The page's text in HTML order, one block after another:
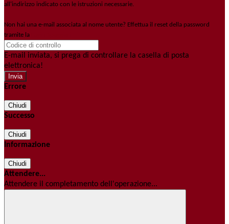
all'indirizzo indicato con le istruzioni necessarie.
Non hai una e-mail associata al nome utente? Effettua il reset della password
tramite la
E-mail inviata, si prega di controllare la casella di posta
elettronica!
Errore
Chiudi
Successo
Chiudi
Informazione
Chiudi
Attendere...
Attendere il completamento dell'operazione...